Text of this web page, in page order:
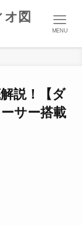
図
MENU
説！【ダ
サー搭載